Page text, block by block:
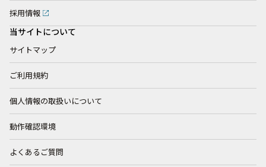
採用情報
当サイトについて
サイトマップ
ご利用規約
個人情報の取扱いについて
動作確認環境
よくあるご質問